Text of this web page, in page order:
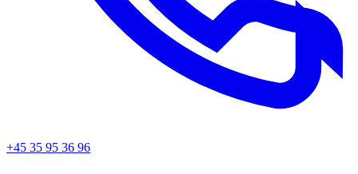
+45 35 95 36 96